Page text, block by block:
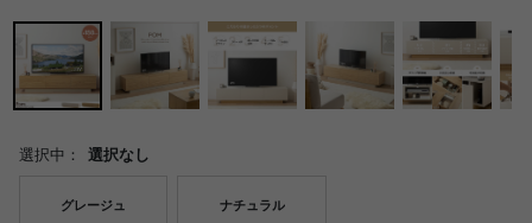
選択中： 選択なし
グレージュ ナチュラル